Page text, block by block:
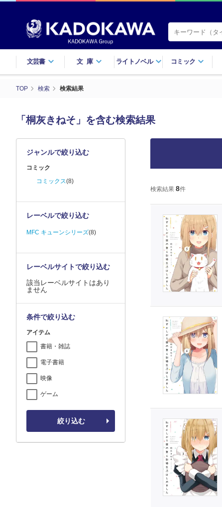
文芸書 文庫 ライトノベル コミック
TOP 検索 検索結果
「桐灰きねそ」を含む検索結果
検索結果 8件
ジャンルで絞り込む
コミック
コミックス(8)
レーベルで絞り込む
MFC キューンシリーズ(8)
レーベルサイトで絞り込む
該当レーベルサイトはあり
ません
条件で絞り込む
アイテム
書籍・雑誌
電子書籍
映像
ゲーム
絞り込む